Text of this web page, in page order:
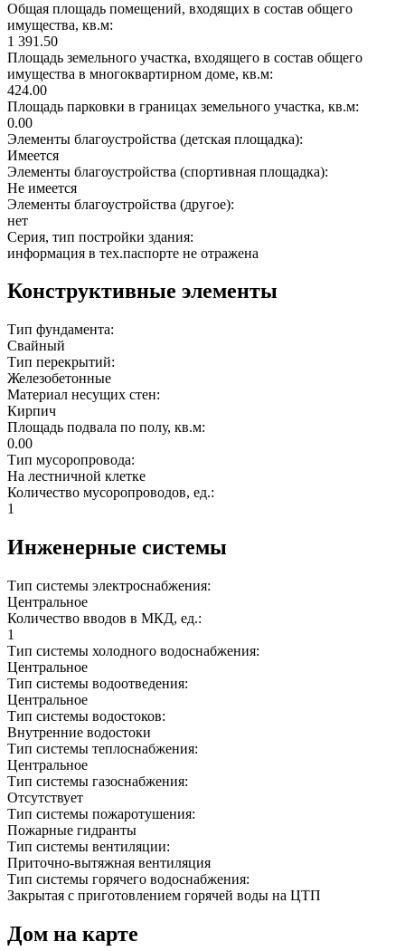
Общая площадь помещений, входящих в состав общего
имущества, кв.м:
1 391.50
Площадь земельного участка, входящего в состав общего
имущества в многоквартирном доме, кв.м:
424.00
Площадь парковки в границах земельного участка, кв.м:
0.00
Элементы благоустройства (детская площадка):
Имеется
Элементы благоустройства (спортивная площадка):
Не имеется
Элементы благоустройства (другое):
нет
Серия, тип постройки здания:
информация в тех.паспорте не отражена
Конструктивные элементы
Тип фундамента:
Свайный
Тип перекрытий:
Железобетонные
Материал несущих стен:
Кирпич
Площадь подвала по полу, кв.м:
0.00
Тип мусоропровода:
На лестничной клетке
Количество мусоропроводов, ед.:
1
Инженерные системы
Тип системы электроснабжения:
Центральное
Количество вводов в МКД, ед.:
1
Тип системы холодного водоснабжения:
Центральное
Тип системы водоотведения:
Центральное
Тип системы водостоков:
Внутренние водостоки
Тип системы теплоснабжения:
Центральное
Тип системы газоснабжения:
Отсутствует
Тип системы пожаротушения:
Пожарные гидранты
Тип системы вентиляции:
Приточно-вытяжная вентиляция
Тип системы горячего водоснабжения:
Закрытая с приготовлением горячей воды на ЦТП
Дом на карте